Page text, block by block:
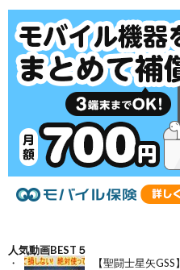
人気動画BEST５
【聖闘士星矢